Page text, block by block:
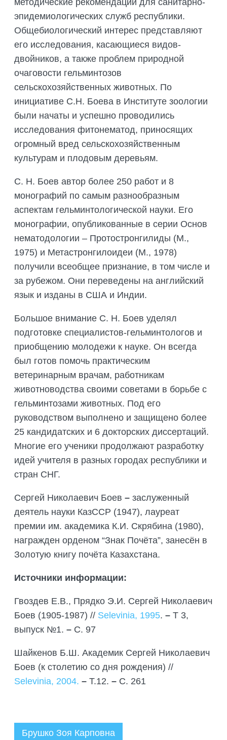
методические рекомендации для санитарно-
эпидемиологических служб республики.
Общебиологический интерес представляют
его исследования, касающиеся видов-
двойников, а также проблем природной
очаговости гельминтозов
сельскохозяйственных животных. По
инициативе С.Н. Боева в Институте зоологии
были начаты и успешно проводились
исследования фитонематод, приносящих
огромный вред сельскохозяйственным
культурам и плодовым деревьям.
С. Н. Боев автор более 250 работ и 8
монографий по самым разнообразным
аспектам гельминтологической науки. Его
монографии, опубликованные в серии Основ
нематодологии – Протостронгилиды (М.,
1975) и Метастронгилоидеи (М., 1978)
получили всеобщее признание, в том числе и
за рубежом. Они переведены на английский
язык и изданы в США и Индии.
Большое внимание С. Н. Боев уделял
подготовке специалистов-гельминтологов и
приобщению молодежи к науке. Он всегда
был готов помочь практическим
ветеринарным врачам, работникам
животноводства своими советами в борьбе с
гельминтозами животных. Под его
руководством выполнено и защищено более
25 кандидатских и 6 докторских диссертаций.
Многие его ученики продолжают разработку
идей учителя в разных городах республики и
стран СНГ.
Сергей Николаевич Боев – заслуженный
деятель науки КазССР (1947), лауреат
премии им. академика К.И. Скрябина (1980),
награжден орденом “Знак Почёта”, занесён в
Золотую книгу почёта Казахстана.
Источники информации:
Гвоздев Е.В., Прядко Э.И. Сергей Николаевич
Боев (1905-1987) // Selevinia, 1995. – Т 3,
выпуск №1. – С. 97
Шайкенов Б.Ш. Академик Сергей Николаевич
Боев (к столетию со дня рождения) //
Selevinia, 2004. – Т.12. – С. 261
Брушко Зоя Карповна